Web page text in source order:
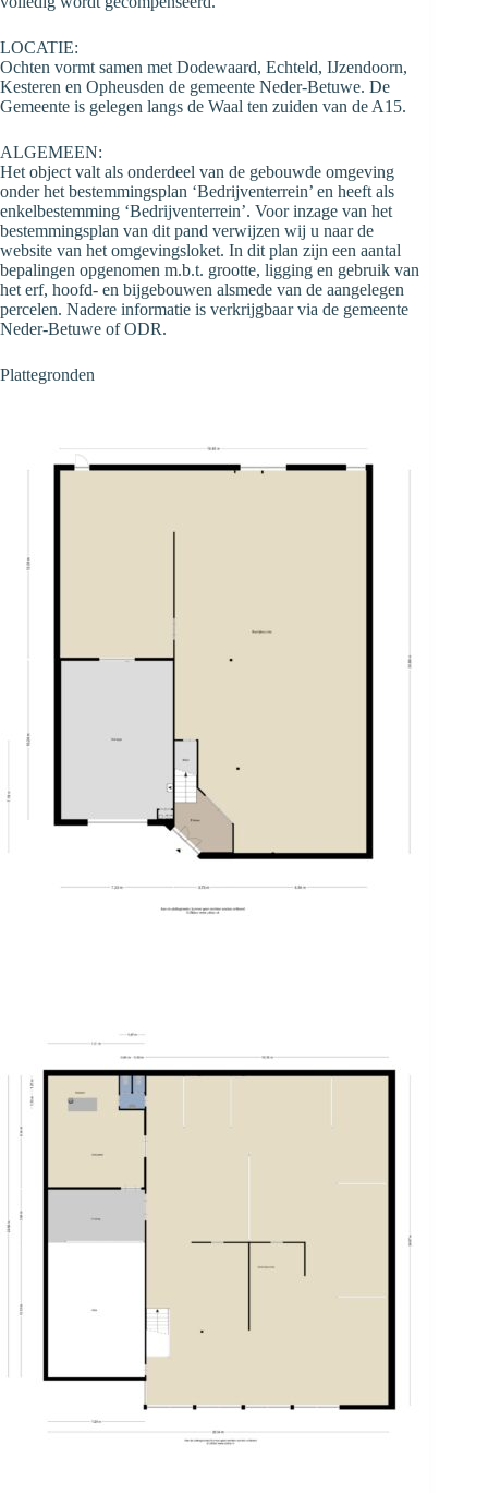
LOCATIE:
Ochten vormt samen met Dodewaard, Echteld, IJzendoorn,
Kesteren en Opheusden de gemeente Neder-Betuwe. De
Gemeente is gelegen langs de Waal ten zuiden van de A15.
ALGEMEEN:
Het object valt als onderdeel van de gebouwde omgeving
onder het bestemmingsplan ‘Bedrijventerrein’ en heeft als
enkelbestemming ‘Bedrijventerrein’. Voor inzage van het
bestemmingsplan van dit pand verwijzen wij u naar de
website van het omgevingsloket. In dit plan zijn een aantal
bepalingen opgenomen m.b.t. grootte, ligging en gebruik van
het erf, hoofd- en bijgebouwen alsmede van de aangelegen
percelen. Nadere informatie is verkrijgbaar via de gemeente
Neder-Betuwe of ODR.
Plattegronden